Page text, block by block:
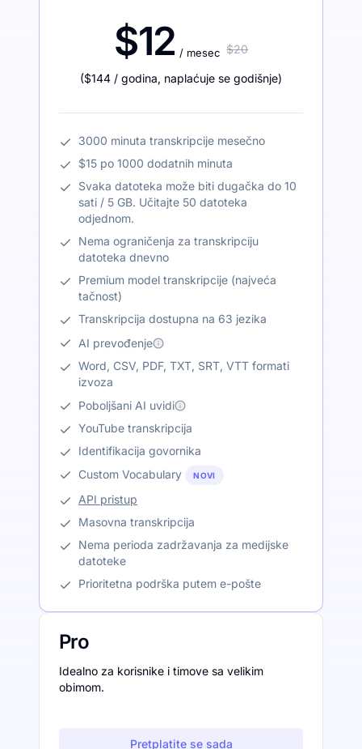
$12 / mesec $20
($144 / godina, naplaćuje se godišnje)
3000 minuta transkripcije mesečno
$15 po 1000 dodatnih minuta
Svaka datoteka može biti dugačka do 10
sati / 5 GB. Učitajte 50 datoteka
odjednom.
Nema ograničenja za transkripciju
datoteka dnevno
Premium model transkripcije (najveća
tačnost)
Transkripcija dostupna na 63 jezika
AI prevođenje
Word, CSV, PDF, TXT, SRT, VTT formati
izvoza
Poboljšani AI uvidi
YouTube transkripcija
Identifikacija govornika
Custom Vocabulary
NOVI
API pristup
Masovna transkripcija
Nema perioda zadržavanja za medijske
datoteke
Prioritetna podrška putem e-pošte
Pro
Idealno za korisnike i timove sa velikim
obimom.
Pretplatite se sada